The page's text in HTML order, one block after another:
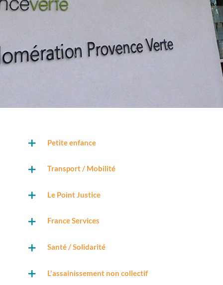
Petite enfance
Transport / Mobilité
Le Point Justice
France Services
Santé / Solidarité
L'assainissement non collectif